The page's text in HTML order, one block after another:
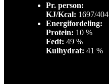
Pr. person:
KJ/Kcal: 1697/404
Energifordeling:
Protein: 10 %
Fedt: 49 %
Kulhydrat: 41 %